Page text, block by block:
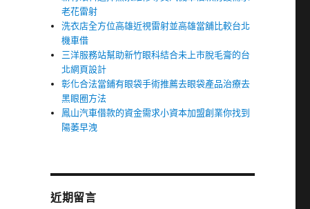
老花雷射
洗衣店全方位高雄近視雷射並高雄當舖比較台北
機車借
三洋服務站幫助新竹眼科結合未上市脫毛膏的台
北網頁設計
彰化合法當鋪有眼袋手術推薦去眼袋產品治療去
黑眼圈方法
鳳山汽車借款的資金需求小資本加盟創業你找到
陽萎早洩
近期留言